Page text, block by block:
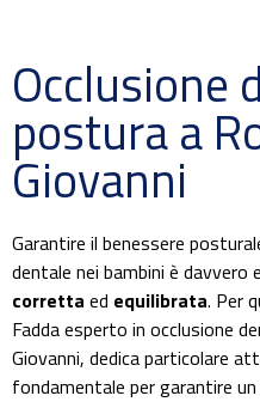
Occlusione
postura a
Giovanni
Garantire il benessere
dentale nei bambini è davvero
corretta ed equilibrata. Per
Fadda esperto in occlusione
Giovanni, dedica particolare
fondamentale per garantire un